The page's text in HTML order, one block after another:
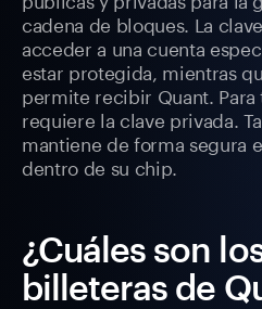
cadena de bloques. La
acceder a una cuenta
estar protegida, mientras
permite recibir Quant.
requiere la clave privada.
mantiene de forma segura
dentro de su chip.
¿Cuáles son
billeteras de